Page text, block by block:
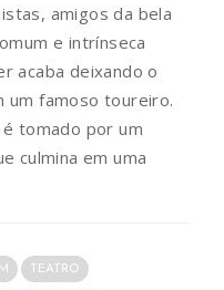
amigos da bela
e intrínseca
acaba deixando o
um famoso toureiro.
tomado por um
culmina em uma
TEATRO